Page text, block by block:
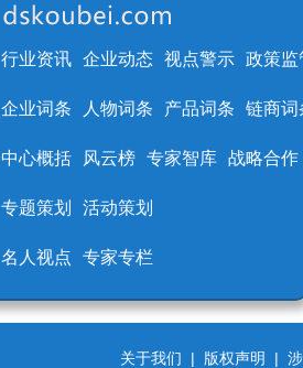
行业资讯 企业动态 视点警示 政策监
企业词条 人物词条 产品词条 链商词
中心概括 风云榜 专家智库 战略合作
专题策划 活动策划
名人视点 专家专栏
关于我们 | 版权声明 |